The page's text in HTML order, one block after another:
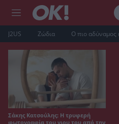
J2US Ζώδια Ο πιο αδύναμος
Σάκης Κατσούλης: Η τρυφερή